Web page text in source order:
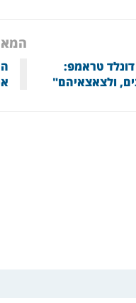
טראמפ:
ולצאצאיהם"